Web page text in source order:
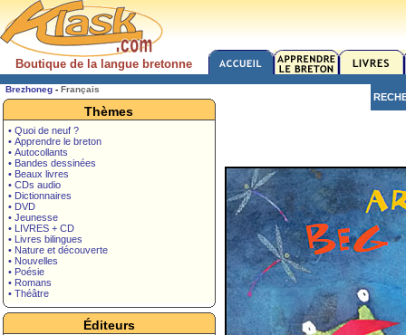
Boutique de la langue bretonne
Brezhoneg - Français
Thèmes
• Quoi de neuf ?
• Apprendre le breton
• Autocollants
• Bandes dessinées
• Beaux livres
• CDs audio
• Dictionnaires
• DVD
• Jeunesse
• LIVRES + CD
• Livres bilingues
• Nature et découverte
• Nouvelles
• Poésie
• Romans
• Théâtre
Éditeurs